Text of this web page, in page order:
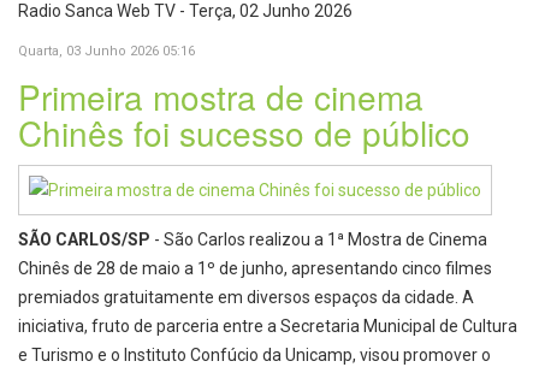
Radio Sanca Web TV - Terça, 02 Junho 2026
Quarta, 03 Junho 2026 05:16
Primeira mostra de cinema
Chinês foi sucesso de público
SÃO CARLOS/SP - São Carlos realizou a 1ª Mostra de Cinema
Chinês de 28 de maio a 1º de junho, apresentando cinco filmes
premiados gratuitamente em diversos espaços da cidade. A
iniciativa, fruto de parceria entre a Secretaria Municipal de Cultura
e Turismo e o Instituto Confúcio da Unicamp, visou promover o